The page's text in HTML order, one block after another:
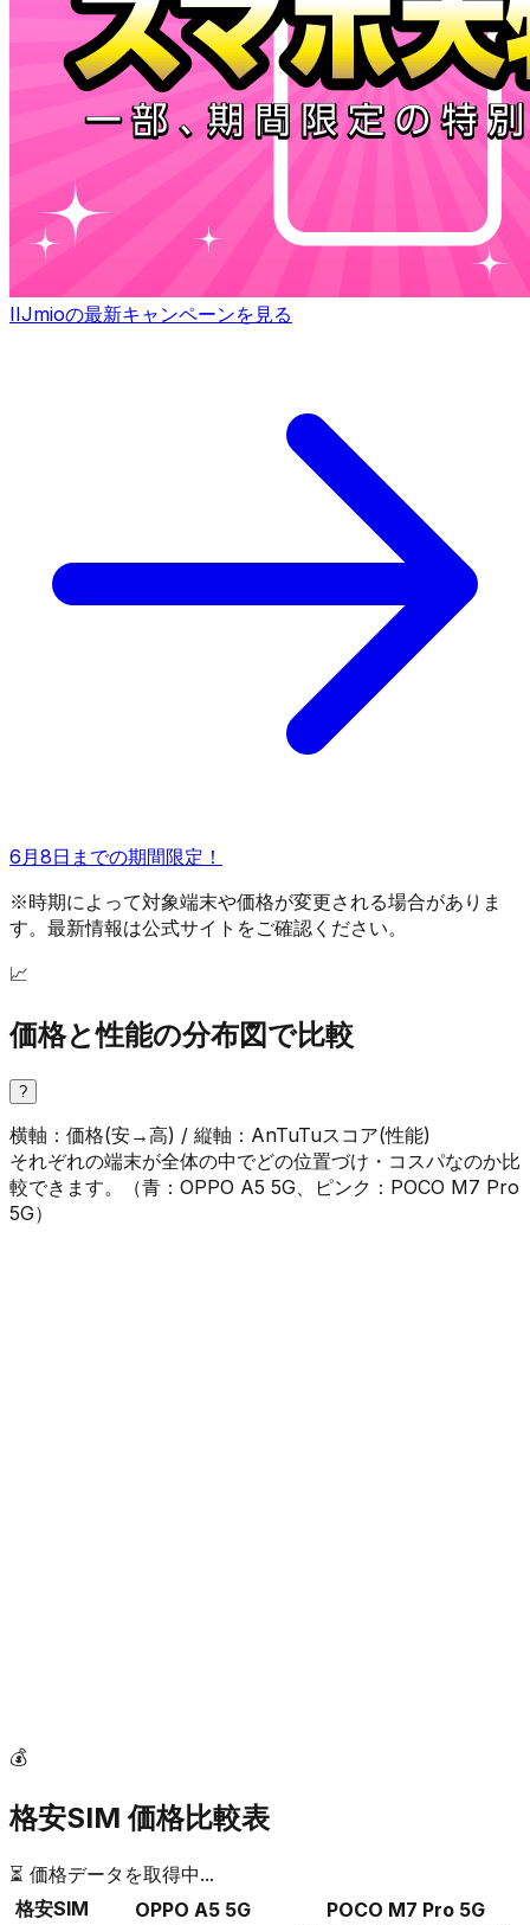
IIJmioの最新キャンペーンを見る
6月8日までの期間限定！
※時期によって対象端末や価格が変更される場合がありま
す。最新情報は公式サイトをご確認ください。
📈
価格と性能の分布図で比較
?
横軸：価格(安→高) / 縦軸：AnTuTuスコア(性能)
それぞれの端末が全体の中でどの位置づけ・コスパなのか比
較できます。（青 ： OPPO A5 5G ピンク ： POCO M7 Pro
5G）
💰
格安SIM 価格比較表
⏳ 価格データを取得中...
格安SIM
OPPO A5 5G POCO M7 Pro 5G